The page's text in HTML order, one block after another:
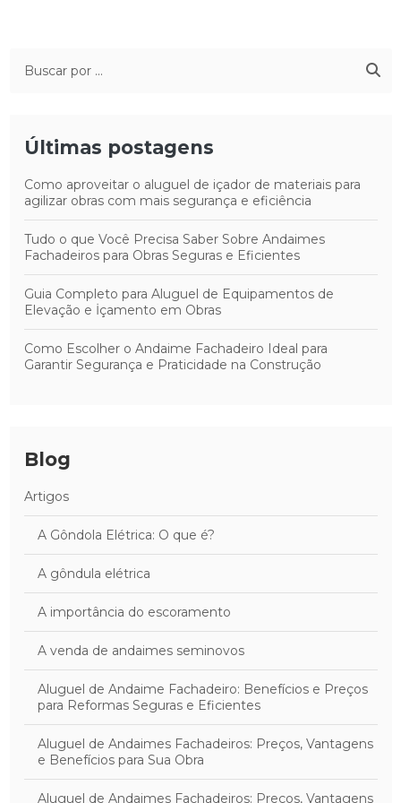
Últimas postagens
Como aproveitar o aluguel de içador de materiais para
agilizar obras com mais segurança e eficiência
Tudo o que Você Precisa Saber Sobre Andaimes
Fachadeiros para Obras Seguras e Eficientes
Guia Completo para Aluguel de Equipamentos de
Elevação e İçamento em Obras
Como Escolher o Andaime Fachadeiro Ideal para
Garantir Segurança e Praticidade na Construção
Blog
Artigos
A Gôndola Elétrica: O que é?
A gôndula elétrica
A importância do escoramento
A venda de andaimes seminovos
Aluguel de Andaime Fachadeiro: Benefícios e Preços
para Reformas Seguras e Eficientes
Aluguel de Andaimes Fachadeiros: Preços, Vantagens
e Benefícios para Sua Obra
Aluguel de Andaimes Fachadeiros: Preços, Vantagens